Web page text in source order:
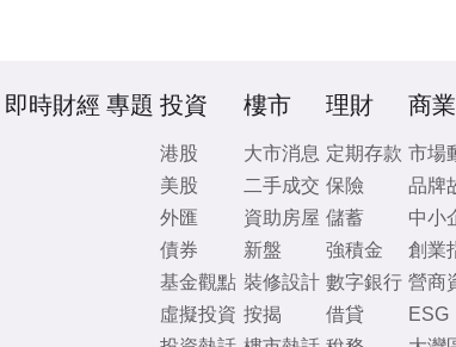
即時財經 專題 投資
港股
美股
外匯
債券
基金觀點
虛擬投資
樓市
大市消息
二手成交
資助房屋
新盤
裝修設計
按揭
理財
定期存款
保險
儲蓄
強積金
數字銀行
借貸
商業
市場
品牌
中小
創業
營商
ESG